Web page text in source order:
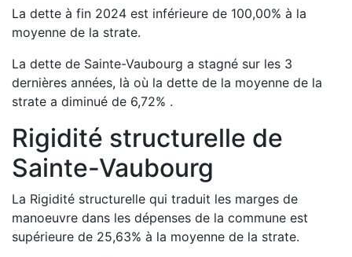
La dette à fin 2024 est inférieure de 100,00% à la
moyenne de la strate.
La dette de Sainte-Vaubourg a stagné sur les 3
dernières années, là où la dette de la moyenne de la
strate a diminué de 6,72% .
Rigidité structurelle de
Sainte-Vaubourg
La Rigidité structurelle qui traduit les marges de
manoeuvre dans les dépenses de la commune est
supérieure de 25,63% à la moyenne de la strate.